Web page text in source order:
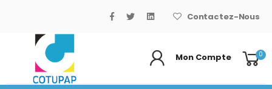
Contactez-Nous
Mon Compte 0